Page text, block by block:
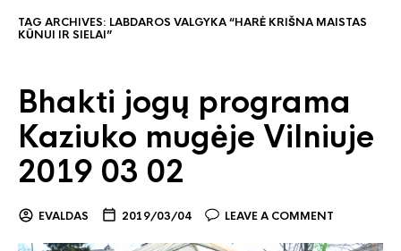
TAG ARCHIVES: LABDAROS VALGYKA “HARĖ KRIŠNA MAISTAS
KŪNUI IR SIELAI”
Bhakti jogų programa
Kaziuko mugėje Vilniuje
2019 03 02
EVALDAS 2019/03/04 LEAVE A COMMENT